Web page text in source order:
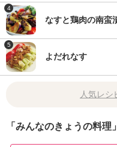
4
なすと鶏肉の南蛮
5
よだれなす
人気レシ
「みんなのきょうの料理